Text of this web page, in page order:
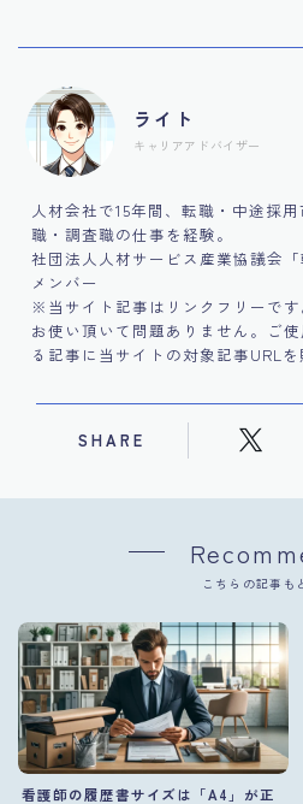
ライト
キャリアアドバイザー
人材会社で15年間、転職・中途採
職・調査職の仕事を経験。
社団法人人材サービス産業協議会
メンバー
※当サイト記事はリンクフリーで
お使い頂いて問題ありません。ご
る記事に当サイトの対象記事URLを
SHARE
こちらの記事も
看護師の履歴書サイズは「A4」が正